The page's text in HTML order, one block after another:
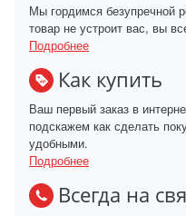
Мы гордимся безупречной
товар не устроит вас, вы
Подробнее
Как купить
Ваш первый заказ в
подскажем как сделать
удобными.
Подробнее
Всегда на